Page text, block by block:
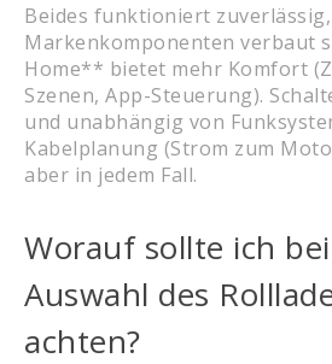
Beides funktioniert
Markenkomponenten verbaut
Home** bietet mehr Komfort
Szenen, App-Steuerung).
und unabhängig von
Kabelplanung (Strom zum
aber in jedem Fall.
Worauf sollte ich
Auswahl des
achten?